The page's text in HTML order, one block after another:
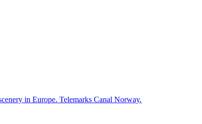
in Europe. Telemarks Canal Norway.